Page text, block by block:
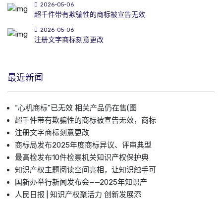
2026-05-06
超千件带有欺骗性的商标被宣告无效
2026-05-06
注册文字商标刻意更改
最近新闻
“心机商标”已无效 相关产品仍在售(图
超千件带有欺骗性的商标被宣告无效，商标
注册文字商标刻意更改
商标局发布2025年度商标异议、评审典型
最高检发布10件检察机关知识产权保护典
知识产权主题阅读空间亮相，让知识触手可
国新办举行新闻发布会——2025年知识产
人民日报 | 知识产权聚活力 创新发展添